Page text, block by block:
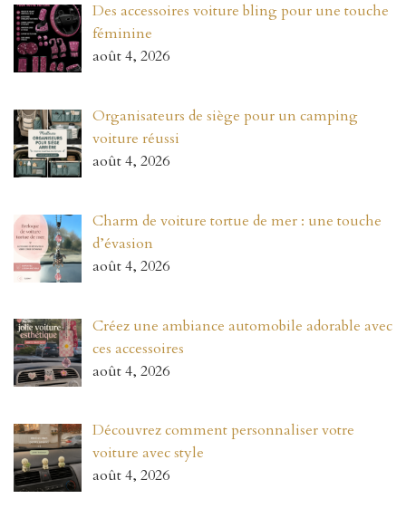
Des accessoires voiture bling pour une touche
féminine
août 4, 2026
Organisateurs de siège pour un camping
voiture réussi
août 4, 2026
Charm de voiture tortue de mer : une touche
d’évasion
août 4, 2026
Créez une ambiance automobile adorable avec
ces accessoires
août 4, 2026
Découvrez comment personnaliser votre
voiture avec style
août 4, 2026